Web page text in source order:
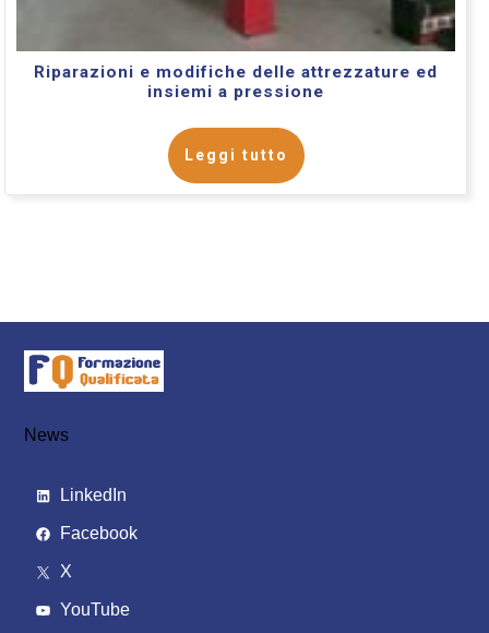
Riparazioni e modifiche delle attrezzature ed
insiemi a pressione
Leggi tutto
News
LinkedIn
Facebook
X
YouTube